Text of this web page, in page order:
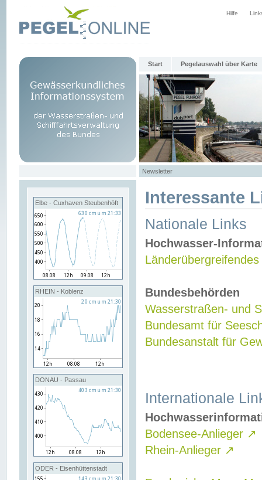
Hilfe
Start Pegelauswahl über Karte
Newsletter
Elbe - Cuxhaven Steubenhöft
RHEIN - Koblenz
DONAU - Passau
ODER - Eisenhüttenstadt
Interessante
Nationale Links
Hochwasser-
Bundesbehörden
Wasserstraßen- und
Bundesamt für
Bundesanstalt für
Internationale
Bodensee-Anlieger ↗
Rhein-Anlieger ↗